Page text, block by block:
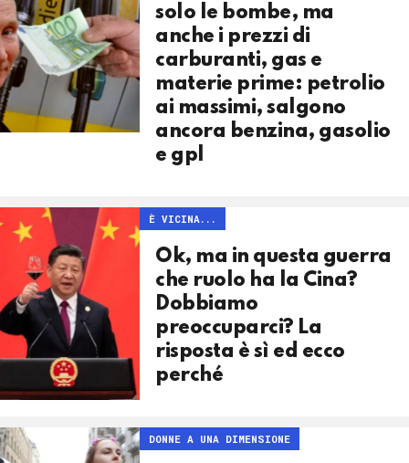
solo le bombe, ma
anche i prezzi di
carburanti, gas e
materie prime: petrolio
ai massimi, salgono
ancora benzina, gasolio
e gpl
È VICINA...
Ok, ma in questa guerra
che ruolo ha la Cina?
Dobbiamo
preoccuparci? La
risposta è sì ed ecco
perché
DONNE A UNA DIMENSIONE